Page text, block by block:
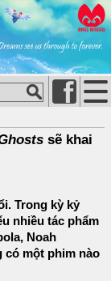
sẽ khai
Trong kỳ kỷ
nhiều tác phẩm
Noah
có một phim nào